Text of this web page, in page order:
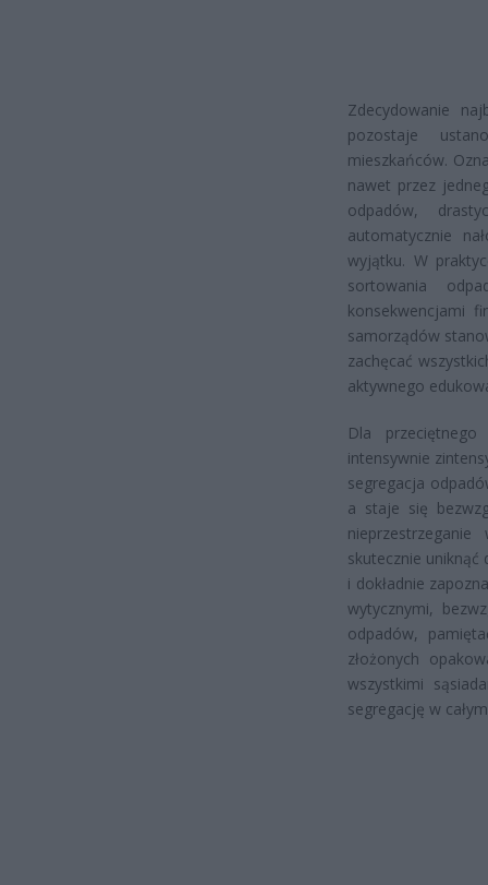
Zdecydowanie
pozostaje
mieszkańców.
nawet przez
odpadów,
automatycznie
wyjątku. W
sortowania
konsekwencjami
samorządów
zachęcać
aktywnego
Dla
intensywnie
segregacja
a staje się
skutecznie uniknąć
i dokładnie
wytycznymi,
odpadów,
złożonych
wszystkimi
segregację w